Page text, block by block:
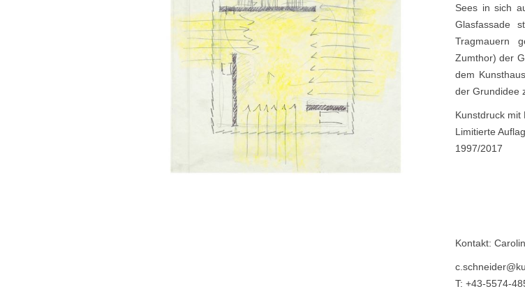
Sees in sich
Glasfassade
Tragmauern
Zumthor) der
dem
der Grundidee
Kunstdruck mit
Limitierte
1997/2017
Kontakt:
T: +43-5574-